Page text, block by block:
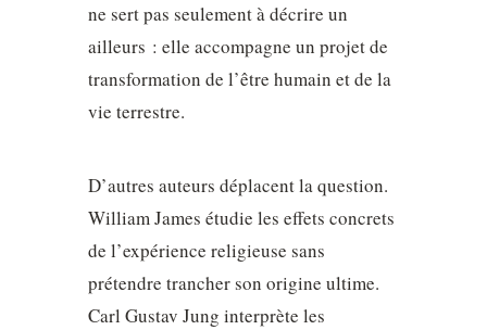
ne sert pas seulement à décrire un
ailleurs : elle accompagne un projet de
transformation de l’être humain et de la
vie terrestre.
D’autres auteurs déplacent la question.
William James étudie les effets concrets
de l’expérience religieuse sans
prétendre trancher son origine ultime.
Carl Gustav Jung interprète les